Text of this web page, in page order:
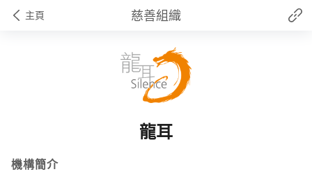
主頁 慈善組織
龍耳
機構簡介